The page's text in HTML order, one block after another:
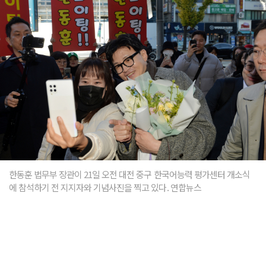
한동훈 법무부 장관이 21일 오전 대전 중구 한국어능력 평가센터 개소식
에 참석하기 전 지지자와 기념사진을 찍고 있다. 연합뉴스